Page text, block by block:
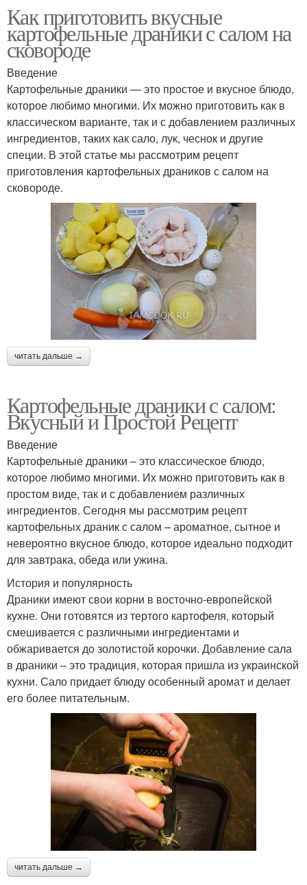
Как приготовить вкусные
картофельные драники с салом на
сковороде
Введение
Картофельные драники — это простое и вкусное блюдо,
которое любимо многими. Их можно приготовить как в
классическом варианте, так и с добавлением различных
ингредиентов, таких как сало, лук, чеснок и другие
специи. В этой статье мы рассмотрим рецепт
приготовления картофельных драников с салом на
сковороде.
читать дальше →
Картофельные драники с салом:
Вкусный и Простой Рецепт
Введение
Картофельные драники – это классическое блюдо,
которое любимо многими. Их можно приготовить как в
простом виде, так и с добавлением различных
ингредиентов. Сегодня мы рассмотрим рецепт
картофельных драник с салом – ароматное, сытное и
невероятно вкусное блюдо, которое идеально подходит
для завтрака, обеда или ужина.
История и популярность
Драники имеют свои корни в восточно-европейской
кухне. Они готовятся из тертого картофеля, который
смешивается с различными ингредиентами и
обжаривается до золотистой корочки. Добавление сала
в драники – это традиция, которая пришла из украинской
кухни. Сало придает блюду особенный аромат и делает
его более питательным.
читать дальше →